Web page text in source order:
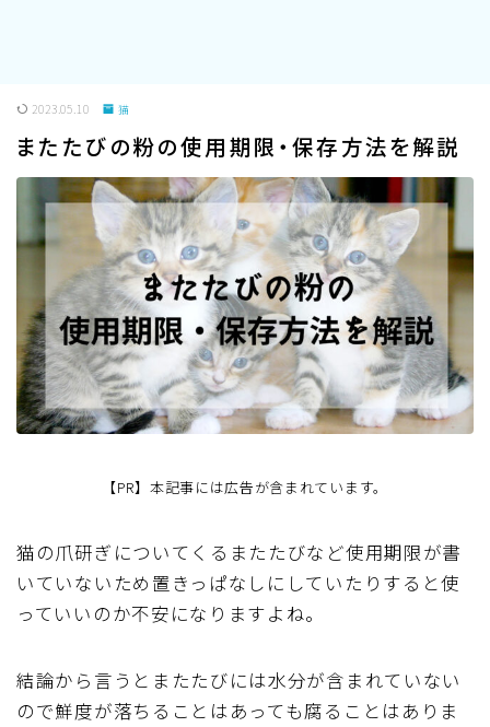
2023.05.10 猫
またたびの粉の使用期限・保存方法を解説
【PR】本記事には広告が含まれています。
猫の爪研ぎについてくるまたたびなど使用期限が書
いていないため置きっぱなしにしていたりすると使
っていいのか不安になりますよね。
結論から言うとまたたびには水分が含まれていない
ので鮮度が落ちることはあっても腐ることはありま